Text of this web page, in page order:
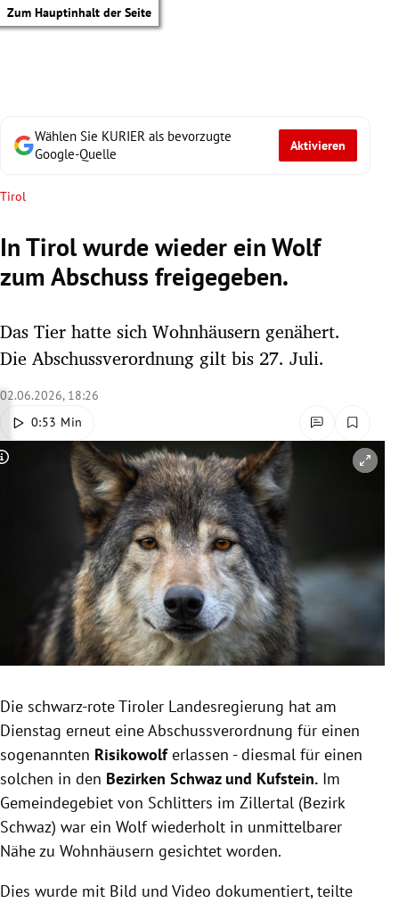
Zum Hauptinhalt der Seite
Untermenü
Untermenü
Untermenü
Untermenü
Untermenü
Untermenü
Untermenü
Wählen Sie KURIER als bevorzugte
Google-Quelle
Aktivieren
Tirol
In Tirol wurde wieder ein Wolf
zum Abschuss freigegeben.
Das Tier hatte sich Wohnhäusern genähert.
Die Abschussverordnung gilt bis 27. Juli.
02.06.2026, 18:26
0:53 Min
Copyright-Hinweis öffnen/schließen
Die schwarz-rote Tiroler Landesregierung hat am
Dienstag erneut eine Abschussverordnung für einen
sogenannten Risikowolferlassen - diesmal für einen
solchen in den Bezirken Schwaz und Kufstein. Im
Gemeindegebiet von Schlitters im Zillertal (Bezirk
Schwaz) war ein Wolf wiederholt in unmittelbarer
Nähe zu Wohnhäusern gesichtet worden.
Dies wurde mit Bild und Video dokumentiert, teilte